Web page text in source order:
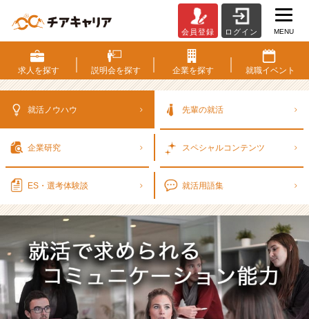
活
に
求
ミ
シ
ョ
ン
能
力
-
会員登録 ログイン MENU
求人を探す 説明会を探す 企業を探す 就職イベント
就活ノウハウ 先輩の就活
企業研究 スペシャルコンテンツ
ES・選考体験談 就活用語集